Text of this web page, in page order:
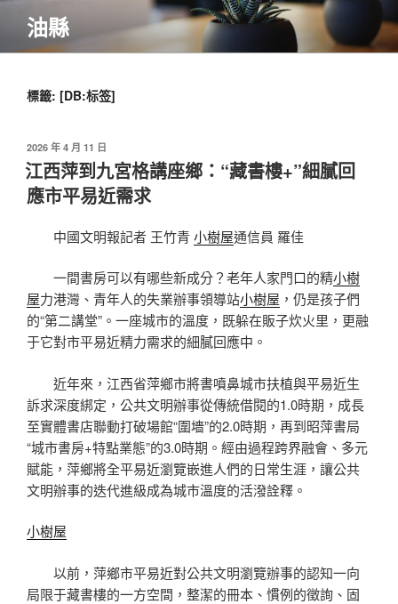
主
油縣
標籤: [DB:标签]
發
佈
於
2026 年 4 月 11 日
江西萍到九宮格講座鄉：“藏書樓+”細膩回
應市平易近需求
中國文明報記者 王竹青 小樹屋通信員 羅佳
一間書房可以有哪些新成分？老年人家門口的精小樹
屋力港灣、青年人的失業辦事領導站小樹屋 ，仍是孩子們
的“第二講堂”。一座城市的溫度，既躲在販子炊火里，更融
于它對市平易近精力需求的細膩回應中。
近年來，江西省萍鄉市將書噴鼻城市扶植與平易近生
訴求深度綁定，公共文明辦事從傳統借閱的1.0時期，成長
至實體書店聯動打破場館“圍墻”的2.0時期，再到昭萍書局
“城市書房+特點業態”的3.0時期。經由過程跨界融會、多元
賦能，萍鄉將全平易近瀏覽嵌進人們的日常生涯，讓公共
文明辦事的迭代進級成為城市溫度的活潑詮釋。
小樹屋
以前，萍鄉市平易近對公共文明瀏覽辦事的認知一向
局限于藏書樓的一方空間，整潔的冊本、慣例的徵詢、固